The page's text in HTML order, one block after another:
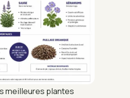
meilleures plantes